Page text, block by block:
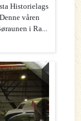
Historielags
våren
i Ra...